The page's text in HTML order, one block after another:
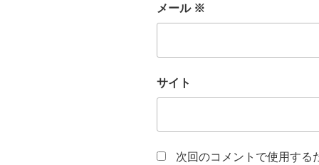
メール ※
サイト
次回のコメントで使用する